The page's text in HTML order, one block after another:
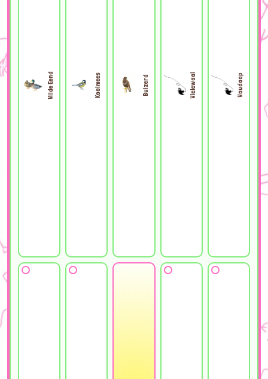
Wilde Eend Koolmees Buizerd Wielewaal Woudaap